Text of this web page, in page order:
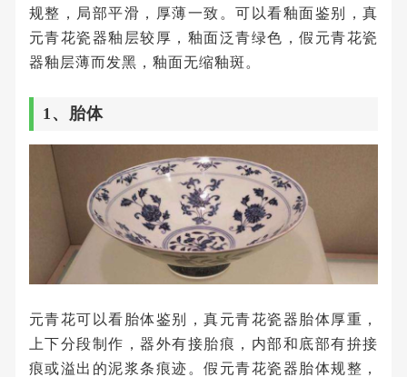
规整，局部平滑，厚薄一致。可以看釉面鉴别，真
元青花瓷器釉层较厚，釉面泛青绿色，假元青花瓷
器釉层薄而发黑，釉面无缩釉斑。
1、胎体
元青花可以看胎体鉴别，真元青花瓷器胎体厚重，
上下分段制作，器外有接胎痕，内部和底部有拚接
痕或溢出的泥浆条痕迹。假元青花瓷器胎体规整，